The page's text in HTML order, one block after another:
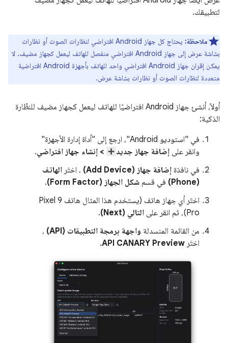
لتطبيقك.
ملاحظة:
يحتاج كل جهاز Android افتراضي لنظارات الصوت أو نظارات
بشاشة عرض إلى جهاز Android افتراضي منفصل للهاتف ليعمل كجهاز مضيف. لا
يمكن إقران جهاز Android افتراضي واحد للهاتف بأجهزة Android افتراضية
متعددة لنظارات الصوت أو نظارات بشاشة عرض.
أولاً، أنشئ جهاز Android افتراضيًا للهاتف ليعمل كجهاز مضيف للنظّارة
الذكية:
في "استوديو Android"، ارجع إلى "أداة إدارة الأجهزة"
وانقر على إضافة جهاز جديد > إنشاء جهاز افتراضي.
في نافذة إضافة جهاز (Add Device) ، اختَر الهاتف
(Phone)
في قسم شكل الجهاز (Form Factor)
.
اختَر أي جهاز هاتف (يستخدم هذا المثال هاتف Pixel 9
Pro)، ثم انقر على
التالي (Next)
.
من القائمة المنسدلة واجهة برمجة التطبيقات (API)
،
اختَر API CANARY Preview
.